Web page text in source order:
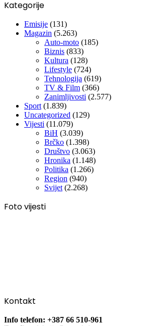
Kategorije
Emisije (131)
Magazin (5.263)
Auto-moto (185)
Biznis (833)
Kultura (128)
Lifestyle (724)
Tehnologija (619)
TV & Film (366)
Zanimljivosti (2.577)
Sport (1.839)
Uncategorized (129)
Vijesti (11.079)
BiH (3.039)
Brčko (1.398)
Društvo (3.063)
Hronika (1.148)
Politika (1.266)
Region (940)
Svijet (2.268)
Foto vijesti
Kontakt
Info telefon: +387 66 510-961